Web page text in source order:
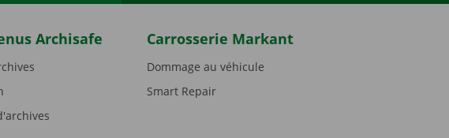
Archisafe Carrosserie Markant
Dommage au véhicule
Smart Repair